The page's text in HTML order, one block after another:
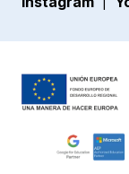
Spain
Maternelles et
Collège et
Écoles de
Blog
API et
Certifications
Politique de
Termes et
Politique de